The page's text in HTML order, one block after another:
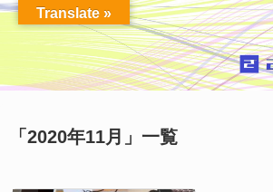
「 2020年11月 」 一覧
Translate »